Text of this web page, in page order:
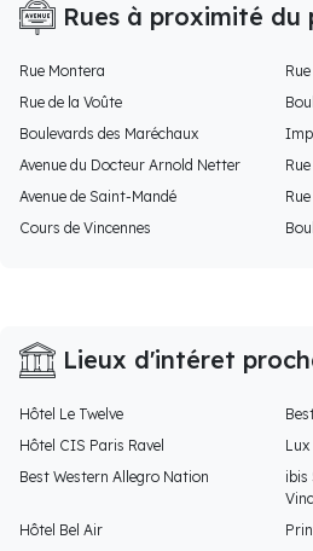
Rues à proximité du
Rue Montera
Rue de la Voûte
Boulevards des Maréchaux
Avenue du Docteur Arnold Netter
Avenue de Saint-Mandé
Cours de Vincennes
Lieux d'intéret
Hôtel Le Twelve
Hôtel CIS Paris Ravel
Best Western Allegro Nation
ibis
Hôtel Bel Air